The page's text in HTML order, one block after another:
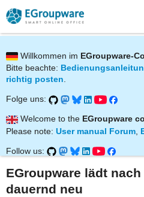
Willkommen im EGroupware-
Bitte beachte:
richtig posten.
Folge uns:
Welcome to the EGroupware
Please note: User manual Forum
Follow us:
EGroupware lädt
dauernd neu